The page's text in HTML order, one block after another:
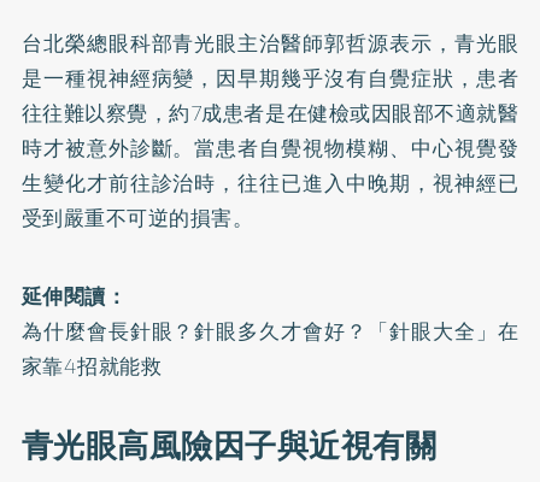
台北榮總眼科部青光眼主治醫師郭哲源表示， 青光眼
是一種視神經病變，因早期幾乎沒有自覺症狀，患者
往往難以察覺，約7成患者是在健檢或因眼部不適就醫
時才被意外診斷。當患者自覺視物模糊、中心視覺發
生變化才前往診治時，往往已進入中晚期，視神經已
受到嚴重不可逆的損害。
延伸閱讀：
為什麼會長針眼？針眼多久才會好？「針眼大全」在
家靠4招就能救
青光眼高風險因子與近視有關